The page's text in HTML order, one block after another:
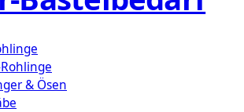
& Ösen